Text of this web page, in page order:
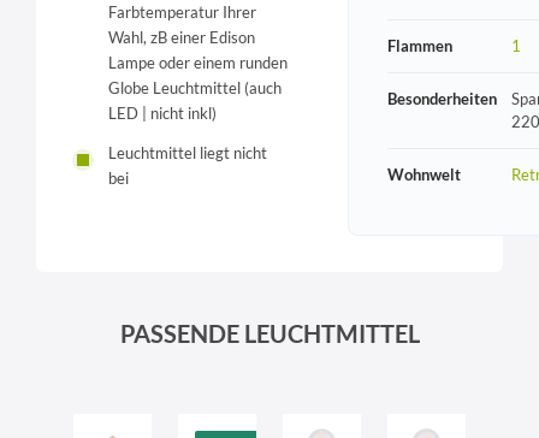
Farbtemperatur Ihrer
Wahl, zB einer Edison
Lampe oder einem runden
Globe Leuchtmittel (auch
LED | nicht inkl)
Leuchtmittel liegt nicht
bei
Flammen 1
Besonderheiten
Wohnwelt
PASSENDE LEUCHTMITTEL